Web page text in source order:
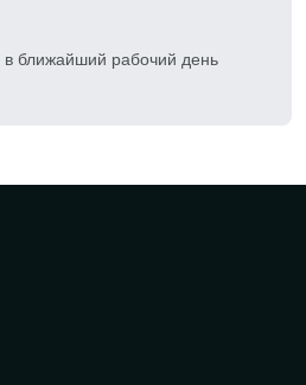
в ближайший рабочий день